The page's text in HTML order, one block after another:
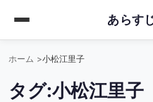
あらす
ホーム 小松江里子
タグ:小松江里子